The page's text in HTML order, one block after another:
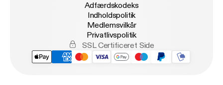
Adfærdskodeks
Indholdspolitik
Medlemsvilkår
Privatlivspolitik
SSL Certificeret Side